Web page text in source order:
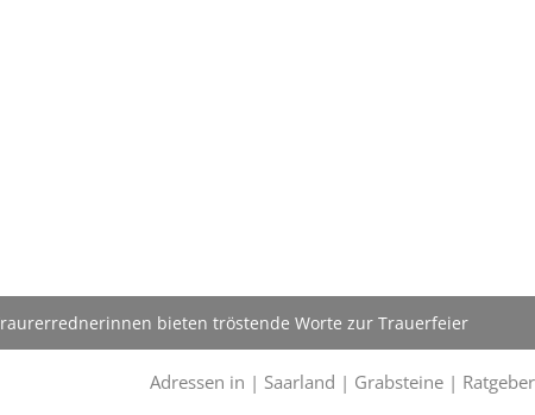
bieten tröstende Worte zur Trauerfeier
Adressen in | Saarland | Grabsteine | Ratgeber